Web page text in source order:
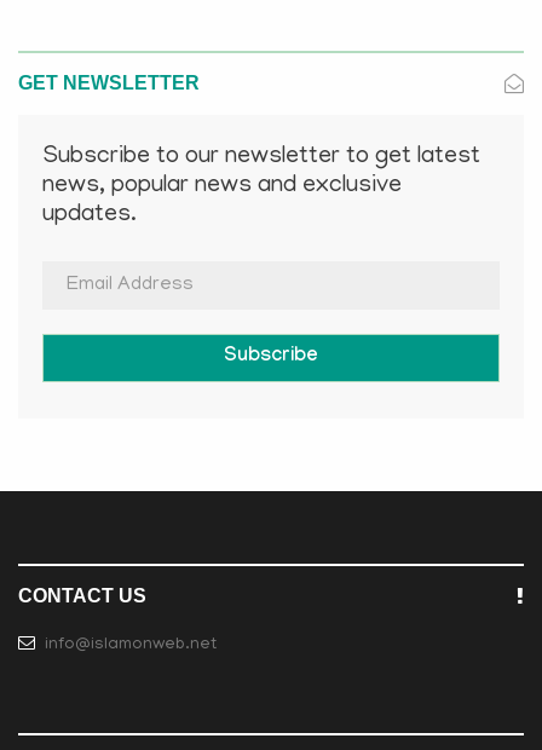
GET NEWSLETTER
Subscribe to our newsletter to get latest
news, popular news and exclusive
updates.
Subscribe
CONTACT US
info@islamonweb.net